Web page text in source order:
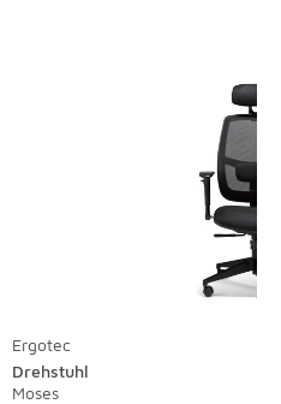
Ergotec
Drehstuhl
Moses